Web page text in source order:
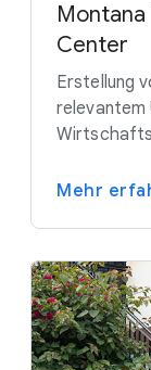
Center
Erstellung
relevantem
Mehr